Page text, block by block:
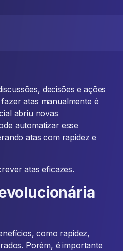
decisões e ações
atas manualmente é
abriu novas
automatizar esse
atas com rapidez e
atas eficazes.
como rapidez,
Porém, é importante